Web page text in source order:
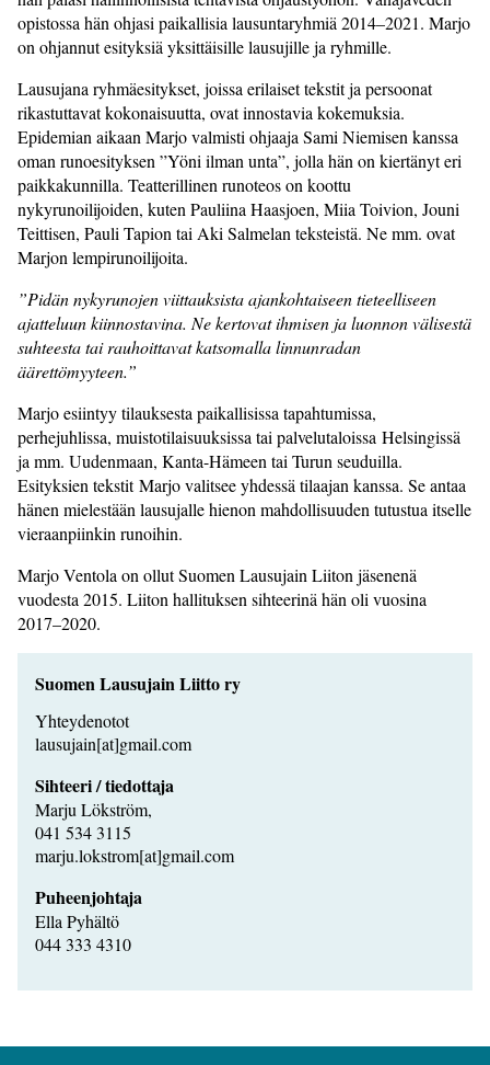
opistossa hän ohjasi paikallisia lausuntaryhmiä 2014–2021. Marjo
on ohjannut esityksiä yksittäisille lausujille ja ryhmille.
Lausujana ryhmäesitykset, joissa erilaiset tekstit ja persoonat
rikastuttavat kokonaisuutta, ovat innostavia kokemuksia.
Epidemian aikaan Marjo valmisti ohjaaja Sami Niemisen kanssa
oman runoesityksen ”Yöni ilman unta”, jolla hän on kiertänyt eri
paikkakunnilla. Teatterillinen runoteos on koottu
nykyrunoilijoiden, kuten Pauliina Haasjoen, Miia Toivion, Jouni
Teittisen, Pauli Tapion tai Aki Salmelan teksteistä. Ne mm. ovat
Marjon lempirunoilijoita.
”Pidän nykyrunojen viittauksista ajankohtaiseen tieteelliseen
ajatteluun kiinnostavina. Ne kertovat ihmisen ja luonnon välisestä
suhteesta tai rauhoittavat katsomalla linnunradan
äärettömyyteen.”
Marjo esiintyy tilauksesta paikallisissa tapahtumissa,
perhejuhlissa, muistotilaisuuksissa tai palvelutaloissa Helsingissä
ja mm. Uudenmaan, Kanta-Hämeen tai Turun seuduilla.
Esityksien tekstit Marjo valitsee yhdessä tilaajan kanssa. Se antaa
hänen mielestään lausujalle hienon mahdollisuuden tutustua itselle
vieraanpiinkin runoihin.
Marjo Ventola on ollut Suomen Lausujain Liiton jäsenenä
vuodesta 2015. Liiton hallituksen sihteerinä hän oli vuosina
2017–2020.
Suomen Lausujain Liitto ry
Yhteydenotot
lausujain[at]gmail.com
Sihteeri / tiedottaja
Marju Lökström,
041 534 3115
marju.lokstrom[at]gmail.com
Puheenjohtaja
Ella Pyhältö
044 333 4310